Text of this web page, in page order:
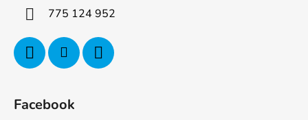
775 124 952
Facebook